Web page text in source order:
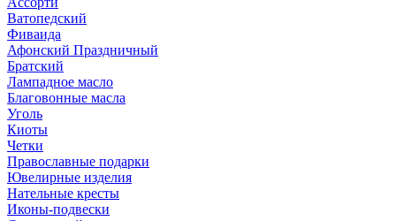
Ватопедский
Фиваида
Афонский Праздничный
Братский
Лампадное масло
Благовонные масла
Уголь
Киоты
Четки
Православные подарки
Ювелирные изделия
Нательные кресты
Иконы-подвески